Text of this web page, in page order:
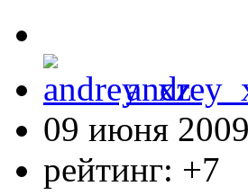
09 июня
рейтинг: +7